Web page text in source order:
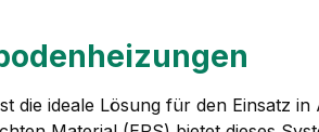
die ideale Lösung für den Einsatz